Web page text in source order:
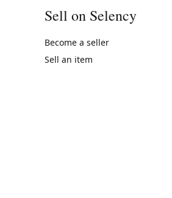
Sell on Selency
Become a seller
Sell an item